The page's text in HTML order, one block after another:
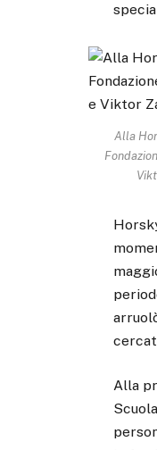
Alla
Alla